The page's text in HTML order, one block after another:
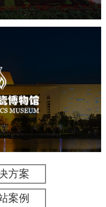
博物馆
物馆
博物馆网站建设
建设
方案
案例